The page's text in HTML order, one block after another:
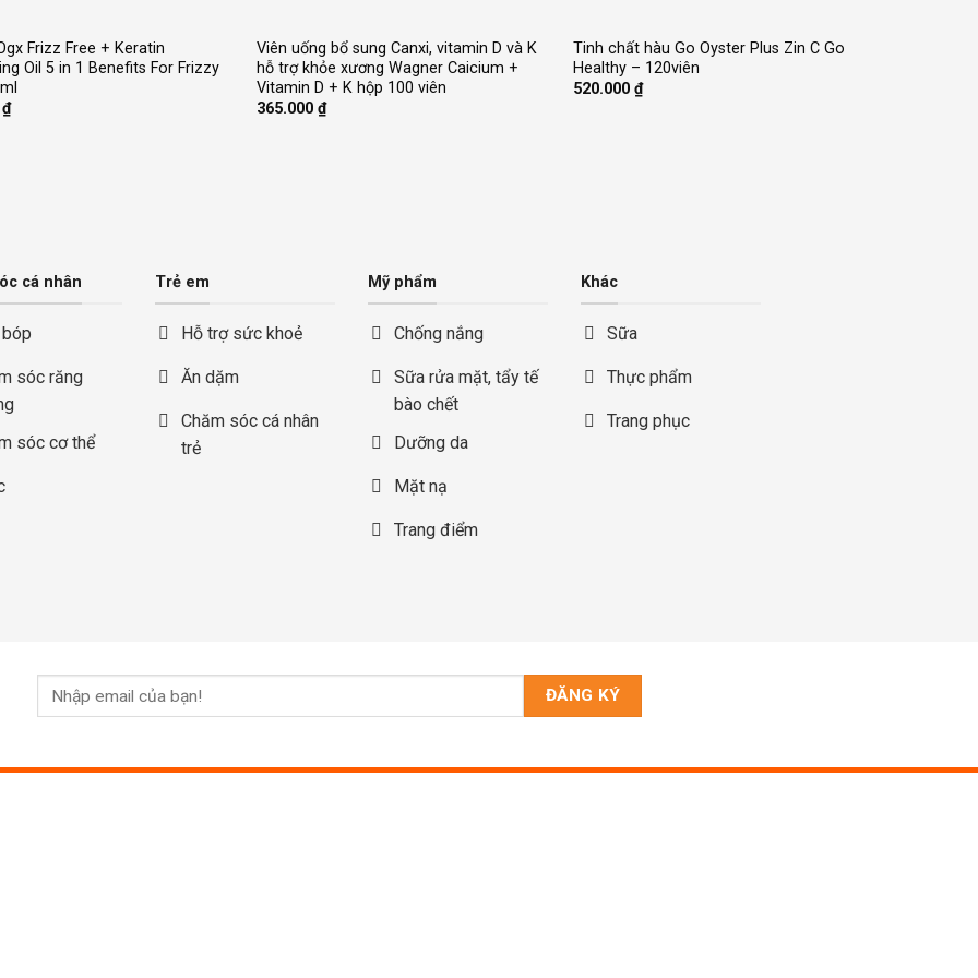
Frizz Free + Keratin
Oil 5 in 1 Benefits For Frizzy
₫
Viên uống bổ sung Canxi, vitamin D và K
hỗ trợ khỏe xương Wagner Caicium +
Vitamin D + K hộp 100 viên
365.000₫
Tinh chất hàu Go Oyster Plus Zin C Go
Healthy – 120viên
520.000 ₫
cá nhân
sóc răng
sóc cơ thể
Trẻ em
Hỗ trợ sức khoẻ
Ăn dặm
Chăm sóc cá nhân
trẻ
Mỹ phẩm
Chống nắng
Sữa rửa mặt, tẩy tế
bào chết
Dưỡng da
Mặt nạ
Trang điểm
Khác
Sữa
Thực phẩm
Trang phục